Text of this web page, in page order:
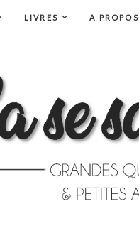
LIVRES A PROPOS